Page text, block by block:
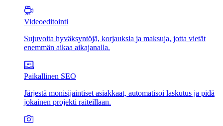
Videoeditointi
Sujuvoita hyväksyntöjä, korjauksia ja maksuja, jotta vietät
enemmän aikaa aikajanalla.
Paikallinen SEO
Järjestä monisijaintiset asiakkaat, automatisoi laskutus ja pidä
jokainen projekti raiteillaan.